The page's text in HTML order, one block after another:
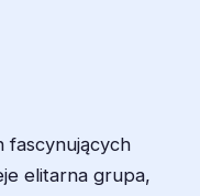
fascynujących
elitarna grupa,